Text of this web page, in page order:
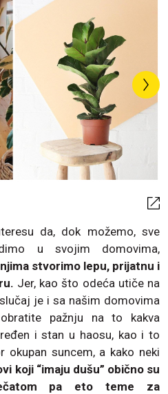
da, dok možemo, sve
u svojim domovima,
stvorimo lepu, prijatnu i
Jer, kao što odeća utiče na
je i sa našim domovima
pažnju na to kakva
i stan u haosu, kao i to
okupan suncem, a kako neki
koji “imaju dušu” obično su
pa eto teme za